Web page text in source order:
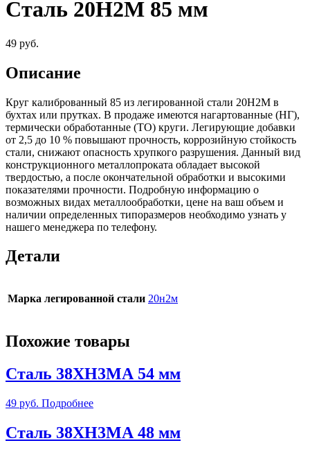
Сталь 20Н2М 85 мм
49 руб.
Описание
Круг калиброванный 85 из легированной стали 20Н2М в
бухтах или прутках. В продаже имеются нагартованные (НГ),
термически обработанные (ТО) круги. Легирующие добавки
от 2,5 до 10 % повышают прочность, коррозийную стойкость
стали, снижают опасность хрупкого разрушения. Данный вид
конструкционного металлопроката обладает высокой
твердостью, а после окончательной обработки и высокими
показателями прочности. Подробную информацию о
возможных видах металлообработки, цене на ваш объем и
наличии определенных типоразмеров необходимо узнать у
нашего менеджера по телефону.
Детали
Марка легированной стали 20н2м
Похожие товары
Сталь 38ХН3МА 54 мм
49 руб. Подробнее
Сталь 38ХН3МА 48 мм